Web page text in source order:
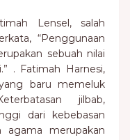
Lensel, salah
“Penggunaan
sebuah nilai
. Fatimah Harnesi,
baru memeluk
jilbab,
dari kebebasan
agama merupakan